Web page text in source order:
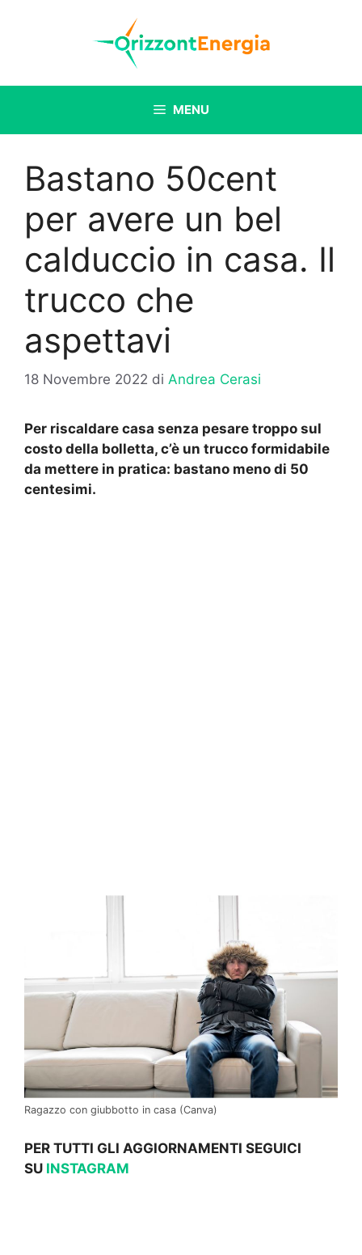
MENU
Bastano 50cent
per avere un bel
calduccio in casa. Il
trucco che
aspettavi
18 Novembre 2022 di Andrea Cerasi
Per riscaldare casa senza pesare troppo sul
costo della bolletta, c’è un trucco formidabile
da mettere in pratica: bastano meno di 50
centesimi.
Ragazzo con giubbotto in casa (Canva)
PER TUTTI GLI AGGIORNAMENTI SEGUICI
SU INSTAGRAM